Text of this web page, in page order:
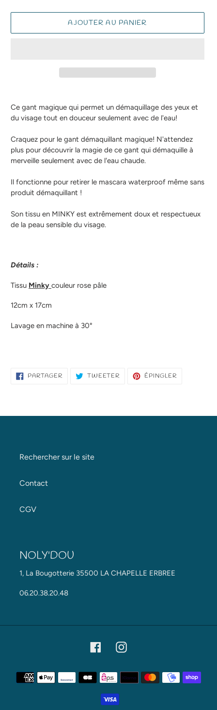
AJOUTER AU PANIER
d'un
produit
votre
panier
Ce gant magique qui permet un démaquillage des yeux et
du visage tout en douceur seulement avec de l'eau!
Craquez pour le gant démaquillant magique! N'attendez
plus pour découvrir la magie de ce gant qui démaquille à
merveille seulement avec de l'eau chaude.
Il fonctionne pour retirer le mascara waterproof même sans
produit démaquillant !
Son tissu en MINKY est extrêmement doux et respectueux
de la peau sensible du visage.
Détails :
Tissu Minky couleur rose pâle
12cm x 17cm
Lavage en machine à 30°
PARTAGERPARTAGER
SUR
TWEETER TWEETERÉPINGLER
Rechercher sur le site
Contact
CGV
NOLY'DOU
1, La Bougotterie 35500 LA CHAPELLE ERBREE
06.20.38.20.48
FacebookInstagram
Moyens
de
paiement